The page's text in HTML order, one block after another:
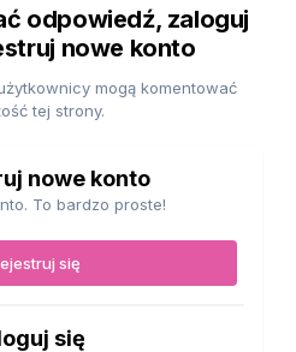
odpowiedź, zaloguj
nowe konto
mogą komentować
tej strony.
nowe konto
To bardzo proste!
się
się